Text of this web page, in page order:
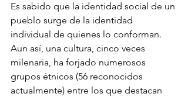
Es sabido que la identidad social de un
pueblo surge de la identidad
individual de quienes lo conforman.
Aun así, una cultura, cinco veces
milenaria, ha forjado numerosos
grupos étnicos (56 reconocidos
actualmente) entre los que destacan